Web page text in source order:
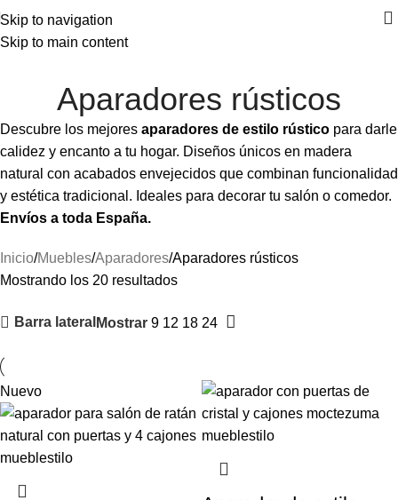
Skip to navigation
Skip to main content
⚡REALIZAMOS ENVÍOS A TODA ESPAÑA⚡
Aparadores rústicos
Descubre los mejores aparadores de estilo rústico para darle
calidez y encanto a tu hogar. Diseños únicos en madera
natural con acabados envejecidos que combinan funcionalidad
y estética tradicional. Ideales para decorar tu salón o comedor.
Envíos a toda España.
Inicio Muebles Aparadores Aparadores rústicos
Mostrando los 20 resultados
Barra lateral Mostrar 9 12 18 24
Nuevo